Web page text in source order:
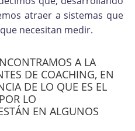
atraer a sistemas que
necesitan medir.
A LA
DE COACHING, EN
DE LO QUE ES EL
LO
EN ALGUNOS